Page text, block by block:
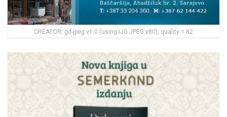
CREATOR: gd-jpeg v1.0 (using IJG JPEG v80), quality = 82